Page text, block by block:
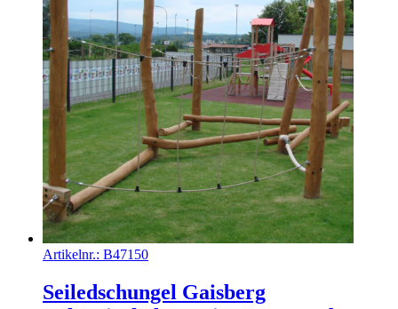
Artikelnr.: B47150
Seiledschungel Gaisberg